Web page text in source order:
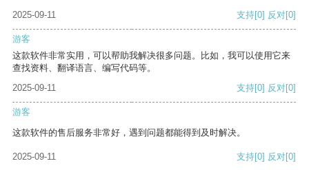
2025-09-11 支持[0] 反对[0]
游客
这款软件非常实用，可以帮助我解决很多问题。比如，我可以使用它来
查找资料、翻译语言、编写代码等。
2025-09-11
支持[0] 反对[0]
游客
这款软件的售后服务非常好，遇到问题都能得到及时解决。
2025-09-11 支持[0] 反对[0]